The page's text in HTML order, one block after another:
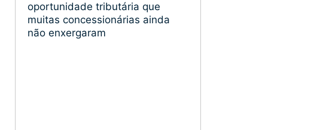
oportunidade tributária que
muitas concessionárias ainda
não enxergaram